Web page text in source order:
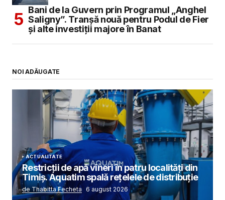
Bani de la Guvern prin Programul „Anghel
Saligny”. Tranșă nouă pentru Podul de Fier
și alte investiții majore în Banat
NOI ADĂUGATE
ACTUALITATE
Restricții de apă vineri în patru localități din
Timiș. Aquatim spală rețelele de distribuție
de Thabitta Fecheta 6 august 2026